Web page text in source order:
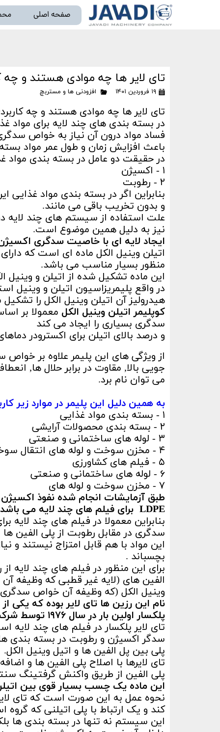
صفحه اصلی
تای لایر ها چه موادی هستند و چه
۱۹ فروردین ۱۴۰۱ افزودنی ها و مستربچ
تای لایر ها چه موادی هستند و چه
در بسته بندی های چند لایه برای مواد
فساد مواد درون آن نیاز به خواص
باعث افزایش زمان و طول عمر مواد
در حقیقت دو عامل در بسته بندی
۱ - اکسیژن
۲ - رطوبت
بنابراین اگر در بسته بندی مواد
و بدون تخریب باقی می مانند.
علت استفاده از سیستم های چند لایه
نیز به دلیل همین موضوع است.
ایجاد لایه ای با خاصیت سدگری
اتیلن وینیل الکل ماده ای است که
منظور بسیار مناسب می باشد.
این ماده تشکیل شده از اتیلن و وینیل
در واقع پلیمریزاسیون اتیلن و وینیل
هیدرولیز آن اتیلن وینیل الکل را
کوپلیمر اتیلن وینیل الکل معمولا بر
سدگری بسیاری را ایجاد می کند
و درصد بالای اتیلن برای اکسترودر
از ویژگی های این پلیمر علاوه بر
جویی بالا, مقاوت در برابر حلال ها,
می توان نام برد.
به همین دلیل این پلیمر در موارد زیر
۱ - بسته بندی مواد غذایی
۲ - بسته بندی محصولات آرایشی
۳ - لوله های ساختمانی و صنعتی
۴ - مخزن سوخت و لوله های انتقال سوخت
۵ - فیلم های کشاورزی
۶ - لوله های ساختمانی و صنعتی
۷ - مخزن سوخت و لوله های
طبق آزمایشات انجام شده نفوذ
LDPE برای فیلم های چند لایه می
بنابراین معمولا در فیلم های چند
سدگری در مقابل رطوبت از پلی الفین
این مواد با هم قابل امتزاج نیستند و
بچسباند .
برای این منظور در فیلم های چند لایه
الفین های (لایه غیر قطبی که وظیفه آن
وینیل الکل (که وظیفه آن خواص سدگری
نام این رزین ها تای لایر بوده که یکی
پلکسار اولین بار در سال ۱۹۷۶ توسط شرکت لیوندل بازل در هلند ساخته شده است.
تای لایر پلکسار در فیلم های چند لایه
سدگر اکسیژن و رطوبت در بسته بندی
پلی بین پل الفین ها و اتیل وینیل الکل.
تای لایرها با اصلاح پلی الفین ها و
پلی الفین از طریق واکنش گرفتینگ
این ماده یک چسب بسیار قوی بین
نحوه عمل به این صورت است که تای
کند و یک ارتباط با پلی اتیلنی که
این سیستم نه تنها در بسته بندی ها